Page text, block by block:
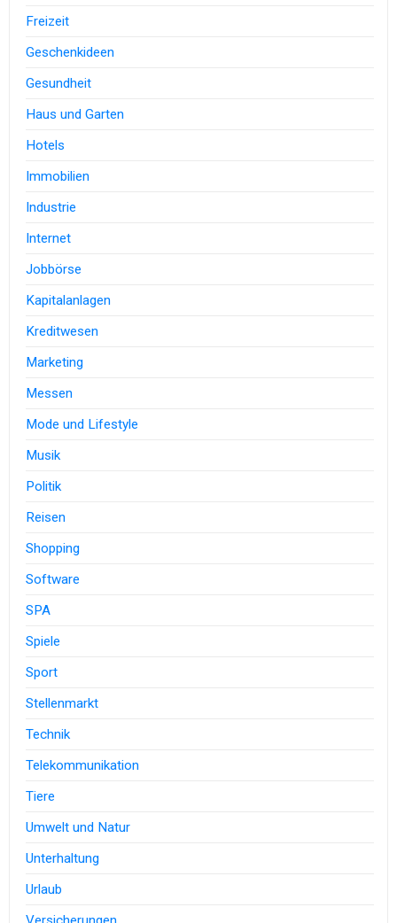
Freizeit
Geschenkideen
Gesundheit
Haus und Garten
Hotels
Immobilien
Industrie
Internet
Jobbörse
Kapitalanlagen
Kreditwesen
Marketing
Messen
Mode und Lifestyle
Musik
Politik
Reisen
Shopping
Software
SPA
Spiele
Sport
Stellenmarkt
Technik
Telekommunikation
Tiere
Umwelt und Natur
Unterhaltung
Urlaub